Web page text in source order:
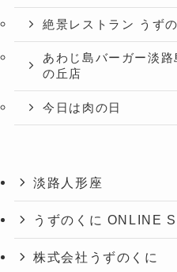
絶景レストラン うず
あわじ島バーガー淡
の丘店
今日は肉の日
淡路人形座
うずのくに ONLINE
株式会社うずのくに